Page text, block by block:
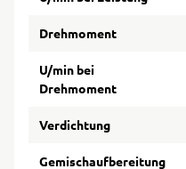
Drehmoment
U/min bei
Drehmoment
Verdichtung
Gemischaufbereitung